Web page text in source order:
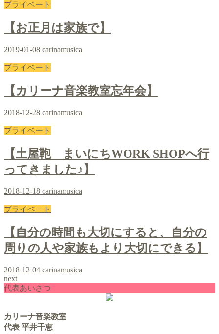
プライベート
【お正月は家族で】
2019-01-08 carinamusica
プライベート
【カリーナ音楽教室忘年会】
2018-12-28 carinamusica
プライベート
【土屋鞄 まいにちWORK SHOPへ行
ってきました♪】
2018-12-18 carinamusica
プライベート
【自分の時間も大切にすると、自分の
周りの人や家族もより大切にできる】
2018-12-04 carinamusica
next
代表あいさつ
カリーナ音楽教室
代表 平井千恵